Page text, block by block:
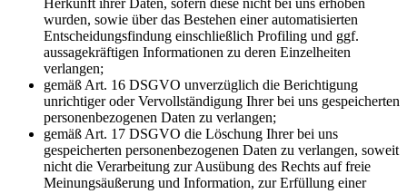
wurden, sowie über das Bestehen einer automatisierten
Entscheidungsfindung einschließlich Profiling und ggf.
aussagekräftigen Informationen zu deren Einzelheiten
verlangen;
gemäß Art. 16 DSGVO unverzüglich die Berichtigung
unrichtiger oder Vervollständigung Ihrer bei uns gespeicherten
personenbezogenen Daten zu verlangen;
gemäß Art. 17 DSGVO die Löschung Ihrer bei uns
gespeicherten personenbezogenen Daten zu verlangen, soweit
nicht die Verarbeitung zur Ausübung des Rechts auf freie
Meinungsäußerung und Information, zur Erfüllung einer